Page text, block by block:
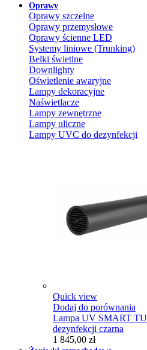
Oprawy
Oprawy szczelne
Oprawy przemysłowe
Oprawy ścienne LED
Systemy liniowe (Trunking)
Belki świetlne
Downlighty
Oświetlenie awaryjne
Lampy dekoracyjne
Naświetlacze
Lampy zewnętrzne
Lampy uliczne
Lampy UVC do dezynfekcji
Quick view
Dodaj do porównania
Lampa UV SMART
dezynfekcji czarna
1 845,00 zł